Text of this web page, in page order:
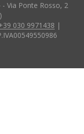
Via Ponte Rosso, 2
030 9971438 |